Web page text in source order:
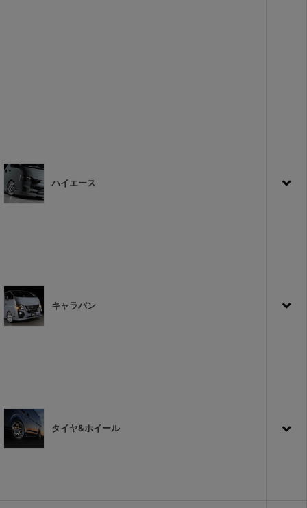
ハイエース
キャラバン
タイヤ&ホイール